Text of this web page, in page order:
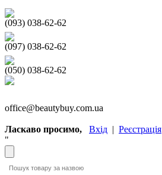
(093) 038-62-62
(097) 038-62-62
(050) 038-62-62
office@beautybuy.com.ua
Ласкаво просимо, Вхід | Реєстрація
"